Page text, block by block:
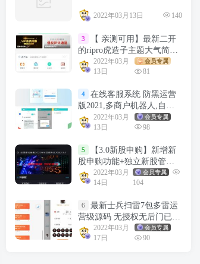
2022年03月13日 140
3
【 亲测可用】最新二开
的ripro虎造子主题大气简洁
集成后台美化包v1.9
2022年03月
13日
会员专属
81
4
在线客服系统 防黑运营
版2021,多商户机器人,自助
注册客服系统源码,im即时通
讯聊天
2022年03月
13日
会员专属
98
5
【3.0新股申购】新增新
股申购功能+独立新股管理
后台+实时分时线和K线/配
资系统源码
2022年03月
14日
会员专属
104
6
最新士兵扫雷7包多雷运
营级源码 无授权无后门已对
接支付内置详细教程
2022年03月
17日
会员专属
90